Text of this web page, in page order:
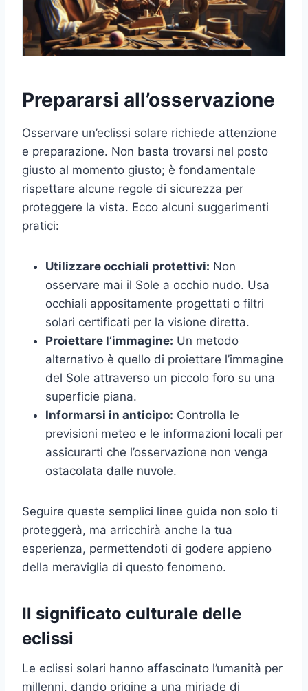
Prepararsi all’osservazione
Osservare un’eclissi solare richiede attenzione
e preparazione. Non basta trovarsi nel posto
giusto al momento giusto; è fondamentale
rispettare alcune regole di sicurezza per
proteggere la vista. Ecco alcuni suggerimenti
pratici:
Utilizzare occhiali protettivi: Non
osservare mai il Sole a occhio nudo. Usa
occhiali appositamente progettati o filtri
solari certificati per la visione diretta.
Proiettare l’immagine: Un metodo
alternativo è quello di proiettare l’immagine
del Sole attraverso un piccolo foro su una
superficie piana.
Informarsi in anticipo: Controlla le
previsioni meteo e le informazioni locali per
assicurarti che l’osservazione non venga
ostacolata dalle nuvole.
Seguire queste semplici linee guida non solo ti
proteggerà, ma arricchirà anche la tua
esperienza, permettendoti di godere appieno
della meraviglia di questo fenomeno.
Il significato culturale delle
eclissi
Le eclissi solari hanno affascinato l’umanità per
millenni, dando origine a una miriade di